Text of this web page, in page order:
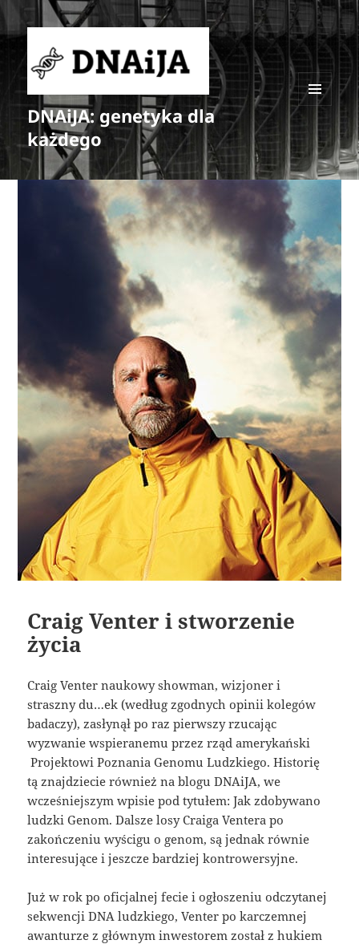
DNAiJA: genetyka dla
każdego
MENU
WIDGETY
Craig Venter i stworzenie
życia
Craig Venter naukowy showman, wizjoner i
straszny du…ek (według zgodnych opinii kolegów
badaczy), zasłynął po raz pierwszy rzucając
wyzwanie wspieranemu przez rząd amerykański
Projektowi Poznania Genomu Ludzkiego. Historię
tą znajdziecie również na blogu DNAiJA, we
wcześniejszym wpisie pod tytułem: Jak zdobywano
ludzki Genom.Dalsze losy Craiga Ventera po
zakończeniu wyścigu o genom, są jednak równie
interesujące i jeszcze bardziej kontrowersyjne.
Już w rok po oficjalnej fecie i ogłoszeniu odczytanej
sekwencji DNA ludzkiego, Venter po karczemnej
awanturze z głównym inwestorem został z hukiem